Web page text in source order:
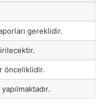
gereklidir.
önceliklidir.